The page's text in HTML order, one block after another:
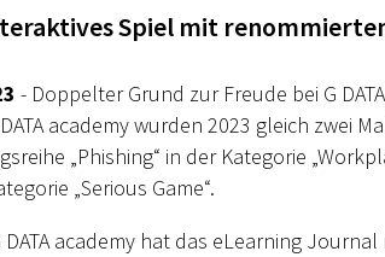
Spiel mit
- Doppelter Grund zur Freude bei G
academy wurden 2023 gleich zwei
„Phishing“ in der Kategorie
„Serious Game“.
academy hat das eLearning